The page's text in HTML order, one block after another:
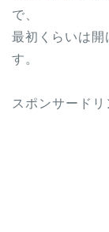
で、
最初くらいは開
す。
スポンサードリ